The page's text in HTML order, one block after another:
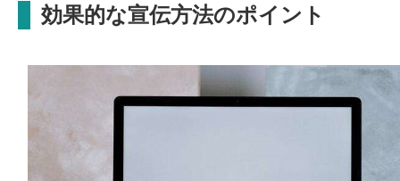
効果的な宣伝方法のポイント